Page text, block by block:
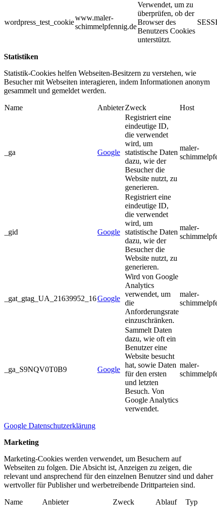
wordpress_test_cookie
www.maler-
schimmelpfennig.de
Verwendet, um zu
überprüfen, ob der
Browser des
Benutzers Cookies
unterstützt.
Statistiken
Statistik-Cookies helfen Webseiten-Besitzern zu verstehen, wie
Besucher mit Webseiten interagieren, indem Informationen anonym
gesammelt und gemeldet werden.
Name AnbieterZweck Host
_ga Google
Registriert eine
eindeutige ID,
die verwendet
wird, um
statistische Daten
dazu, wie der
Besucher die
Website nutzt, zu
generieren.
maler-
_gid Google
Registriert eine
eindeutige ID,
die verwendet
wird, um
statistische Daten
dazu, wie der
Besucher die
Website nutzt, zu
generieren.
maler-
_gat_gtag_UA_21639952_16Google
Wird von Google
Analytics
verwendet, um
die
Anforderungsrate
einzuschränken.
maler-
_ga_S9NQV0T0B9 Google
Sammelt Daten
dazu, wie oft ein
Benutzer eine
Website besucht
hat, sowie Daten
für den ersten
und letzten
Besuch. Von
Google Analytics
verwendet.
maler-
Google Datenschutzerklärung
Marketing
Marketing-Cookies werden verwendet, um Besuchern auf
Webseiten zu folgen. Die Absicht ist, Anzeigen zu zeigen, die
relevant und ansprechend für den einzelnen Benutzer sind und daher
wertvoller für Publisher und werbetreibende Drittparteien sind.
Name Anbieter Zweck Ablauf
Typ